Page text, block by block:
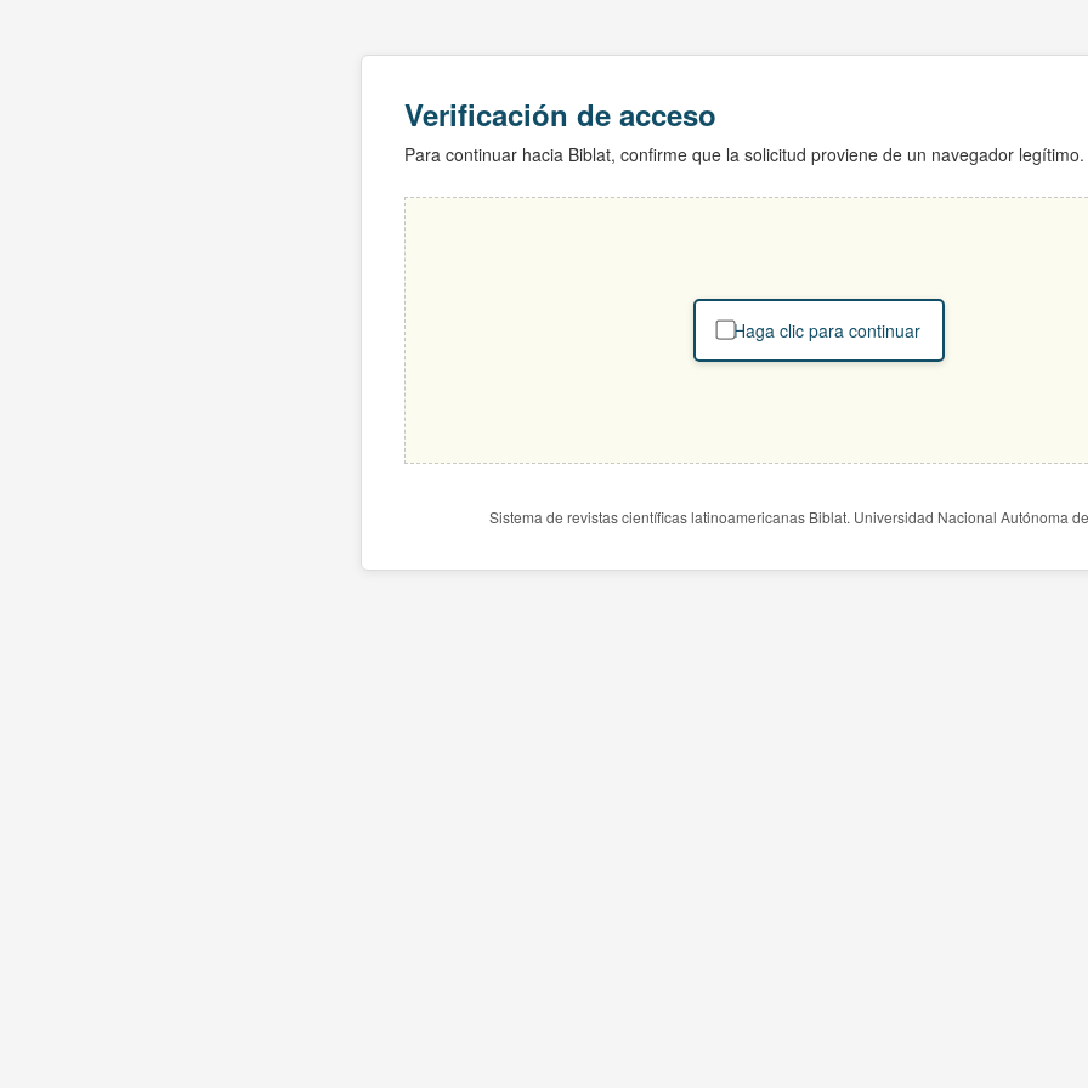
Verificación de acceso
Para continuar hacia Biblat, confirme que la solicitud proviene de un navegador legítimo.
Haga clic para continuar
Sistema de revistas científicas latinoamericanas Biblat. Universidad Nacional Autónoma